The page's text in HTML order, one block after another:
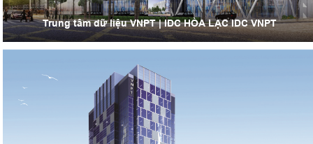
Trung tâm dữ liệu VNPT | IDC HÒA LẠC IDC VNPT